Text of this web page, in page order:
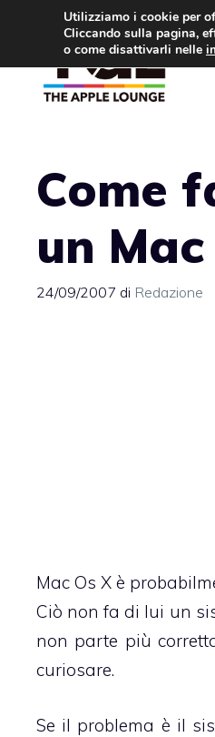
contenuto
Come
un
24/09/2007 di Redazione
Mac Os X è
Ciò non fa di lui un
non parte più
curiosare.
Se il problema è il
Utilizziamo i cookie per
Cliccando sulla pagina,
o come disattivarli nelle